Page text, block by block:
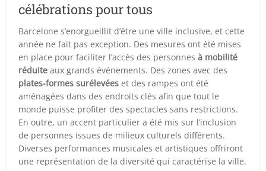
célébrations pour tous
Barcelone s’enorgueillit d’être une ville inclusive, et cette
année ne fait pas exception. Des mesures ont été mises
en place pour faciliter l’accès des personnesà mobilité
réduite aux grands événements. Des zones avec des
plates-formes surélevées et des rampes ont été
aménagées dans des endroits clés afin que tout le
monde puisse profiter des spectacles sans restrictions.
En outre, un accent particulier a été mis sur l’inclusion
de personnes issues de milieux culturels différents.
Diverses performances musicales et artistiques offriront
une représentation de la diversité qui caractérise la ville.